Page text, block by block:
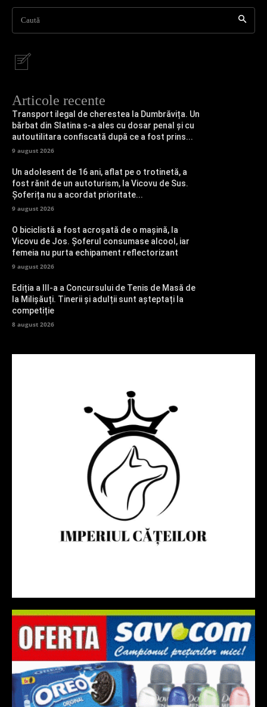
Caută
Articole recente
Transport ilegal de cherestea la Dumbrăvița. Un
bărbat din Slatina s-a ales cu dosar penal și cu
autoutilitara confiscată după ce a fost prins...
9 august 2026
Un adolesent de 16 ani, aflat pe o trotinetă, a
fost rănit de un autoturism, la Vicovu de Sus.
Șoferița nu a acordat prioritate...
9 august 2026
O biciclistă a fost acroșată de o mașină, la
Vicovu de Jos. Șoferul consumase alcool, iar
femeia nu purta echipament reflectorizant
9 august 2026
Ediția a III-a a Concursului de Tenis de Masă de
la Milișăuți. Tinerii și adulții sunt așteptați la
competiție
8 august 2026